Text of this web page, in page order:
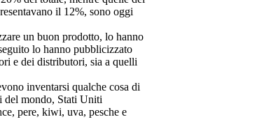
il 12%, sono oggi
un buon prodotto, lo hanno
lo hanno pubblicizzato
e dei distributori, sia a quelli
inventarsi qualche cosa di
del mondo, Stati Uniti
pere, kiwi, uva, pesche e